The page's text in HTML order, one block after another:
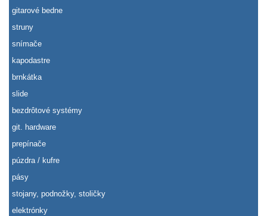
gitarové bedne
struny
snímače
kapodastre
brnkátka
slide
bezdrôtové systémy
git. hardware
prepínače
púzdra / kufre
pásy
stojany, podnožky, stoličky
elektrónky